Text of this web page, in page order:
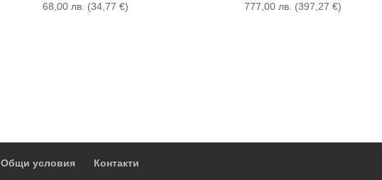
68,00 лв. (34,77 €) 777,00 лв. (397,27 €)
Общи условия Контакти